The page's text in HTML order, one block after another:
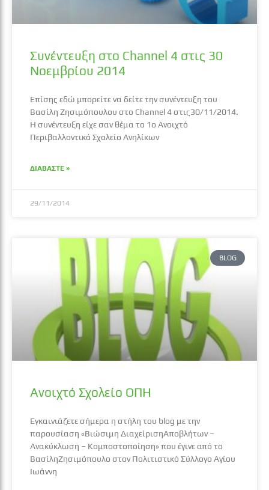
Συνέντευξη στο Channel 4 στις 30
Νοεμβρίου 2014
Επίσης εδώ μπορείτε να δείτε την συνέντευξη του
Βασίλη Ζησιμόπουλου στο Channel 4 στις30/11/2014.
Η συνέντευξη είχε σαν θέμα το 1ο Ανοιχτό
Περιβαλλοντικό Σχολείο Ανηλίκων
ΔΙΑΒΑΣΤΕ »
29/11/2014
BLOG
Ανοιχτό Σχολείο ΟΠΗ
Εγκαινιάζετε σήμερα η στήλη του blog με την
παρουσίαση «Βιώσιμη ΔιαχείρισηΑποβλήτων –
Ανακύκλωση – Κομποστοποίηση» που έγινε από το
ΒασίληΖησιμόπουλο στον Πολιτιστικό Σύλλογο Αγίου
Ιωάννη